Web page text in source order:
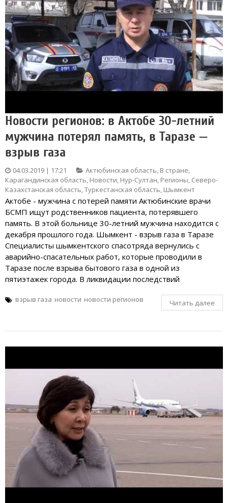
Новости регионов: в Актобе 30-летний
мужчина потерял память, в Таразе —
взрыв газа
04.03.2019 | 17:21 Актюбинская область, В стране,
Карагандинская область, Новости, Нур-Султан, Регионы, Северо-
Казахстанская область,Туркестанская область, Шымкент
Актобе - мужчина с потерей памяти Актюбинские врачи
БСМП ищут родственников пациента, потерявшего
память. В этой больнице 30-летний мужчина находится с
декабря прошлого года. Шымкент - взрыв газа в Таразе
Специалисты шымкентского спасотряда вернулись с
аварийно-спасательных работ, которые проводили в
Таразе после взрыва бытового газа в одной из
пятиэтажек города. В ликвидации последствий
взрыв газа новости новости регионов Читать далее